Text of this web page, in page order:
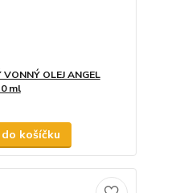
OLEJ ANGEL
ml
košíčku